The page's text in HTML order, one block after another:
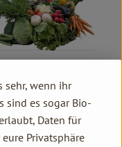
Was ist drin?
+ Kind
sehr, wenn ihr
sind es sogar Bio-
Daten für
Privatsphäre